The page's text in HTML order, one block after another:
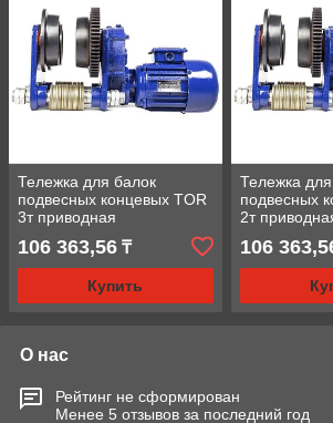
Тележка для балок
подвесных концевых TOR
3т приводная
106 363,56 ₸
Купить
Тележка
подвесных
2т
106
О нас
Рейтинг не сформирован
Менее 5 отзывов за последний год